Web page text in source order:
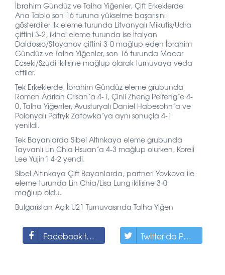
İbrahim Gündüz ve Talha Yiğenler, Çift Erkeklerde
Ana Tablo son 16 turuna yükselme başarısını
gösterdiler İlk eleme turunda Litvanyalı Mikutis/Udra
çiftini 3-2, ikinci eleme turunda ise İtalyan
Daldosso/Stoyanov çiftini 3-0 mağlup eden İbrahim
Gündüz ve Talha Yiğenler, son 16 turunda Macar
Ecseki/Szudi ikilisine mağlup olarak turnuvaya veda
ettiler.
Tek Erkeklerde, İbrahim Gündüz eleme grubunda
Romen Adrian Crisan´a 4-1, Çinli Zheng Peifeng´e 4-
0, Talha Yiğenler, Avusturyalı Daniel Habesohn´a ve
Polonyalı Patryk Zatowka´ya aynı sonuçla 4-1
yenildi.
Tek Bayanlarda Sibel Altınkaya eleme grubunda
Tayvanlı Lin Chia Hsuan´a 4-3 mağlup olurken, Koreli
Lee Yujin´i 4-2 yendi.
Sibel Altınkaya Çift Bayanlarda, partneri Yovkova ile
eleme turunda Lin Chia/Lisa Lung ikilisine 3-0
mağlup oldu.
Bulgaristan Açık U21 Turnuvasında Talha Yiğen
Facebook'ta Paylaş Twitter'da Paylaş